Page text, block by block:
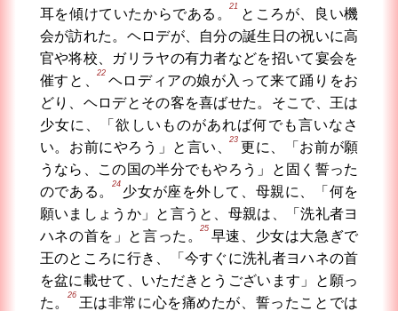
耳を傾けていたからである。
21
ところが、良い機
会が訪れた。ヘロデが、自分の誕生日の祝いに高
官や将校、ガリラヤの有力者などを招いて宴会を
催すと、
22
ヘロディアの娘が入って来て踊りをお
どり、ヘロデとその客を喜ばせた。そこで、王は
少女に、「欲しいものがあれば何でも言いなさ
い。お前にやろう」と言い、
23
更に、「お前が願
うなら、この国の半分でもやろう」と固く誓った
のである。
24
少女が座を外して、母親に、「何を
願いましょうか」と言うと、母親は、「洗礼者ヨ
ハネの首を」と言った。
25
早速、少女は大急ぎで
王のところに行き、「今すぐに洗礼者ヨハネの首
を盆に載せて、いただきとうございます」と願っ
た。
26
王は非常に心を痛めたが、誓ったことでは